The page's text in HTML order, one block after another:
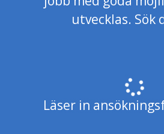
utvecklas. Sök
Läser in